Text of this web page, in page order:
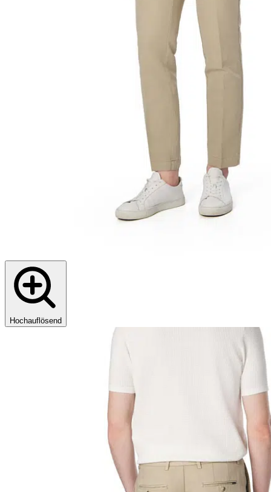
Hochauflösend